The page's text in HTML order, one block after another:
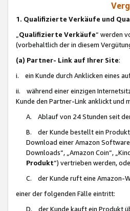
1. Qualifizierte Verkäufe und
Qualifizierte Verkäufe“ werden
(vorbehaltlich der in diesem
(a) Partner- Link auf Ihrer Site:
i. ein Kunde durch Anklicken eines
ii. während einer einzigen
Kunde den Partner-Link anklickt und
A. Ablauf von 24 Stunden seit
B. der Kunde bestellt ein
Download einer Amazon Software
Downloads“, „Amazon Coin“,
Produkt“) vertrieben werden,
C. der Kunde ruft eine Amazon-
einer der folgenden Fälle eintritt:
D. der Kunde kauft ein Produkt